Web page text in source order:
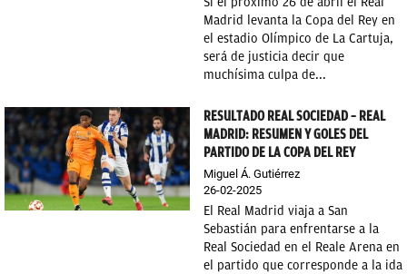
Madrid levanta la Copa del Rey en
el estadio Olímpico de La Cartuja,
será de justicia decir que
muchísima culpa de...
RESULTADO REAL SOCIEDAD – REAL
MADRID: RESUMEN Y GOLES DEL
PARTIDO DE LA COPA DEL REY
Miguel Á. Gutiérrez
26-02-2025
El Real Madrid viaja a San
Sebastián para enfrentarse a la
Real Sociedad en el Reale Arena en
el partido que corresponde a la ida